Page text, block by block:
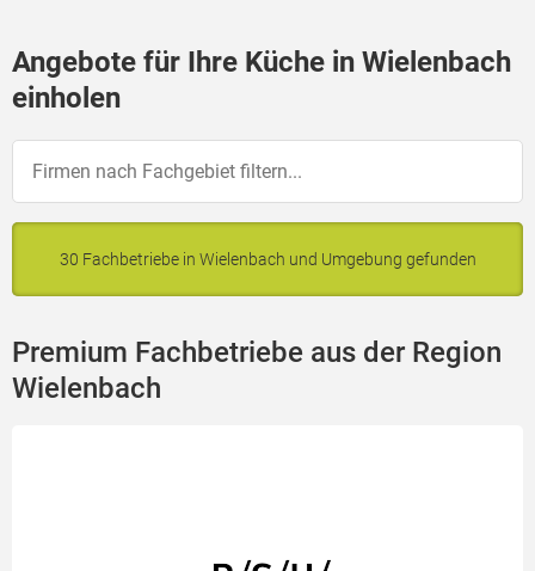
Angebote für Ihre Küche in Wielenbach
einholen
30 Fachbetriebe in Wielenbach und Umgebung gefunden
Premium Fachbetriebe aus der Region
Wielenbach